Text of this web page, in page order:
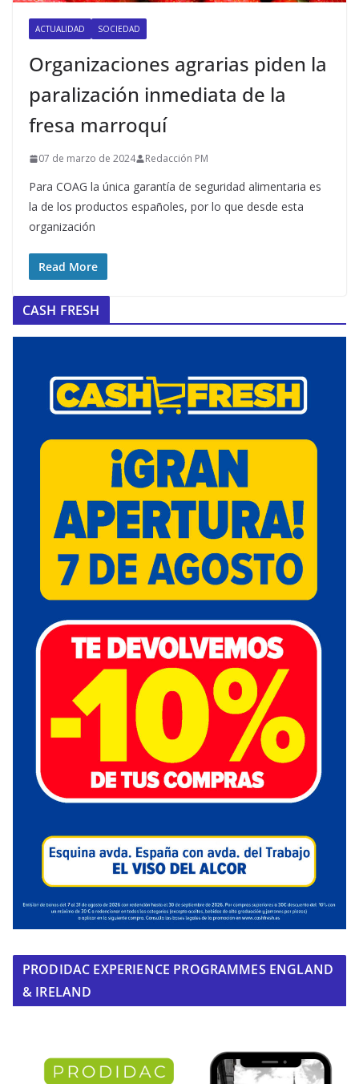
ACTUALIDAD SOCIEDAD
Organizaciones agrarias piden la
paralización inmediata de la
fresa marroquí
07 de marzo de 2024 Redacción PM
Para COAG la única garantía de seguridad alimentaria es
la de los productos españoles, por lo que desde esta
organización
Read More
CASH FRESH
PRODIDAC EXPERIENCE PROGRAMMES ENGLAND
& IRELAND